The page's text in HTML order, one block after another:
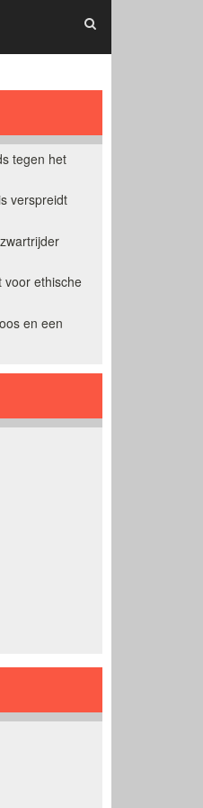
tegen het
verspreidt
voor ethische
en een